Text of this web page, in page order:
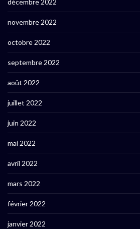
décembre 2022
novembre 2022
octobre 2022
septembre 2022
août 2022
juillet 2022
juin 2022
mai 2022
avril 2022
mars 2022
février 2022
janvier 2022